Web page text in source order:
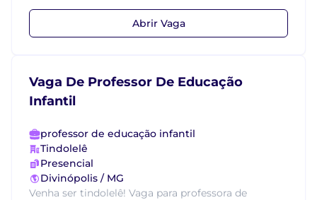
Abrir Vaga
Vaga De Professor De Educação
Infantil
professor de educação infantil
Tindolelê
Presencial
Divinópolis / MG
Venha ser tindolelê! Vaga para professora de